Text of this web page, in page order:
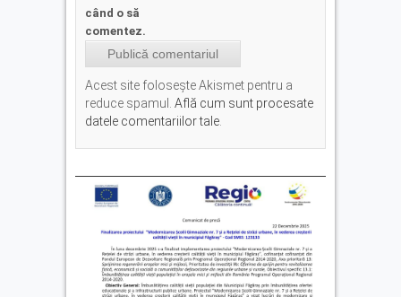
când o să
comentez.
Acest site folosește Akismet pentru a
reduce spamul. Află cum sunt procesate
datele comentariilor tale